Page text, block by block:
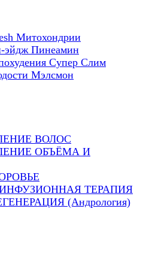
Митохондрии
эйдж Пинеамин
Супер Слим
Мэлсмон
ВОЛОС
ОБЪЁМА И
ТЕРАПИЯ
(Андрология)